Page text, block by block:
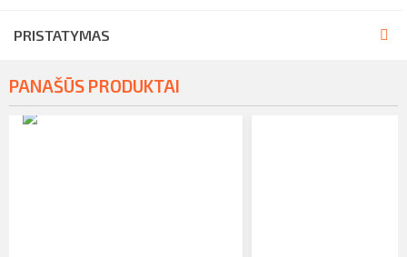
PRISTATYMAS
PANAŠŪS PRODUKTAI